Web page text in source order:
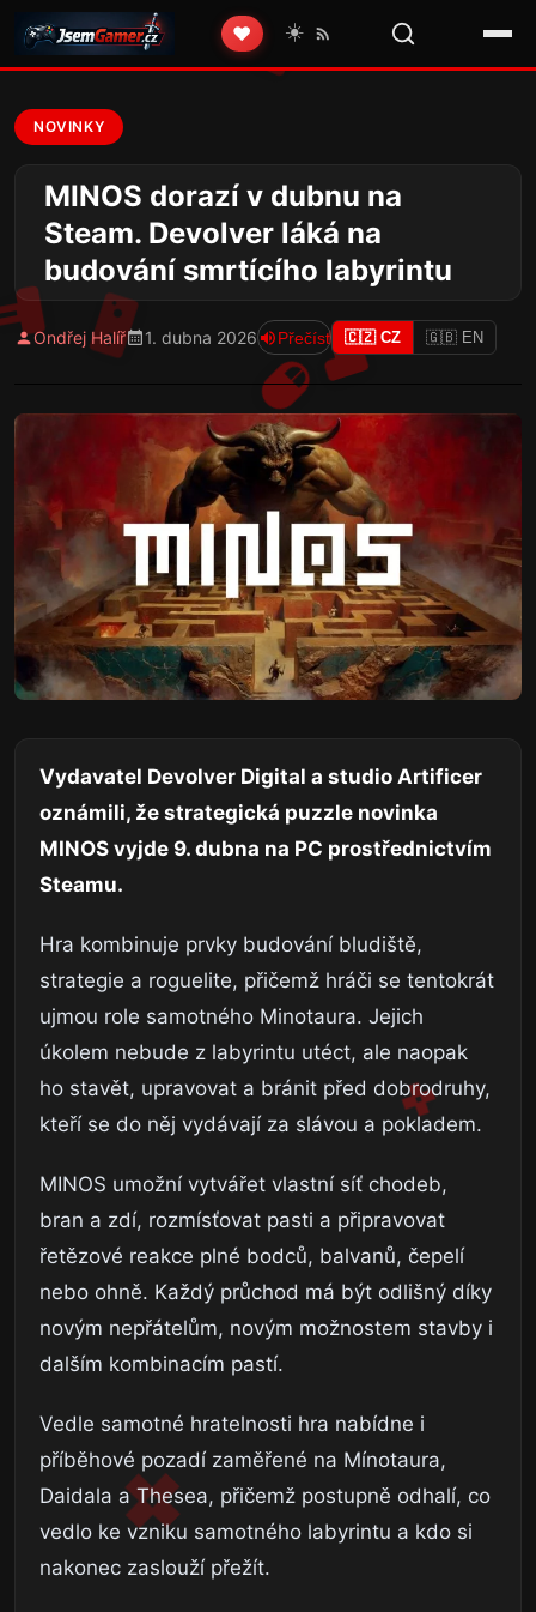
❤️ ☀️
NOVINKY
MINOS dorazí v dubnu na
Steam. Devolver láká na
budování smrtícího labyrintu
Ondřej Halíř 1. dubna 2026 Přečíst 🇨🇿 CZ 🇬🇧 EN
Vydavatel Devolver Digital a studio Artificer
oznámili, že strategická puzzle novinka
MINOS vyjde 9. dubna na PC prostřednictvím
Steamu.
Hra kombinuje prvky budování bludiště,
strategie a roguelite, přičemž hráči se tentokrát
ujmou role samotného Minotaura. Jejich
úkolem nebude z labyrintu utéct, ale naopak
ho stavět, upravovat a bránit před dobrodruhy,
kteří se do něj vydávají za slávou a pokladem.
MINOS umožní vytvářet vlastní síť chodeb,
bran a zdí, rozmísťovat pasti a připravovat
řetězové reakce plné bodců, balvanů, čepelí
nebo ohně. Každý průchod má být odlišný díky
novým nepřátelům, novým možnostem stavby i
dalším kombinacím pastí.
Vedle samotné hratelnosti hra nabídne i
příběhové pozadí zaměřené na Mínotaura,
Daidala a Thesea, přičemž postupně odhalí, co
vedlo ke vzniku samotného labyrintu a kdo si
nakonec zaslouží přežít.